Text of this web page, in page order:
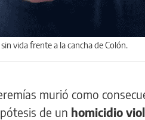
vida frente a la cancha de Colón.
murió como
de un homicidio